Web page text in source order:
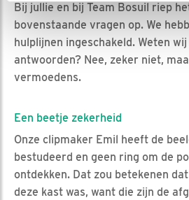
Bij jullie en bij Team Bosuil riep
bovenstaande vragen op. We
hulplijnen ingeschakeld. Weten
antwoorden? Nee, zeker niet,
vermoedens.
Een beetje zekerheid
Onze clipmaker Emil heeft de
bestudeerd en geen ring om de
ontdekken. Dat zou betekenen
deze kast was, want die zijn de